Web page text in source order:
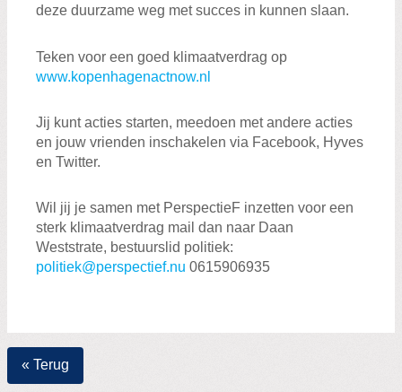
deze duurzame weg met succes in kunnen slaan.
Teken voor een goed klimaatverdrag op
www.kopenhagenactnow.nl
Jij kunt acties starten, meedoen met andere acties
en jouw vrienden inschakelen via Facebook, Hyves
en Twitter.
Wil jij je samen met PerspectieF inzetten voor een
sterk klimaatverdrag mail dan naar Daan
Weststrate, bestuurslid politiek:
politiek@perspectief.nu 0615906935
« Terug